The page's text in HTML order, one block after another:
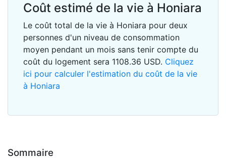
Sommaire
Coût estimé de la vie à Honiara
Le coût total de la vie à Honiara pour deux
personnes d'un niveau de consommation
moyen pendant un mois sans tenir compte du
coût du logement sera 1108.36 USD. Cliquez
ici pour calculer l'estimation du coût de la vie
à Honiara